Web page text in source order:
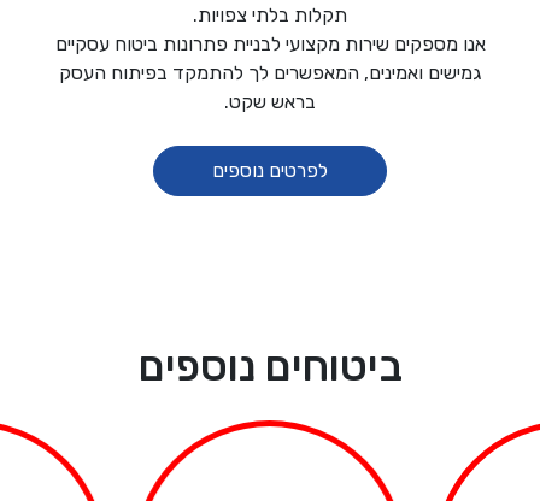
תקלות בלתי צפויות.
אנו מספקים שירות מקצועי לבניית פתרונות ביטוח עסקיים
גמישים ואמינים, המאפשרים לך להתמקד בפיתוח העסק
בראש שקט.
לפרטים נוספים
ביטוחים נוספים